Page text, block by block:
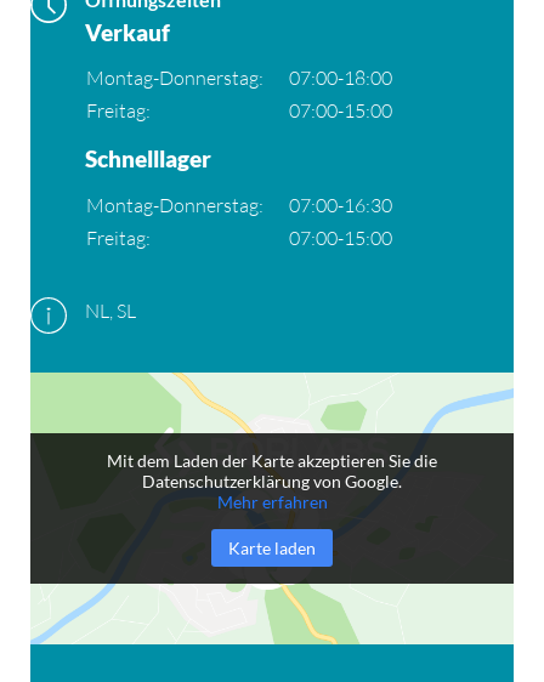
Verkauf
Montag-Donnerstag:
07:00-18:00
Freitag:
07:00-15:00
Schnelllager
Montag-Donnerstag:
07:00-16:30
Freitag:
07:00-15:00
NL, SL
Mit dem Laden der Karte akzeptieren Sie die
Datenschutzerklärung von Google.
Mehr erfahren
Karte laden